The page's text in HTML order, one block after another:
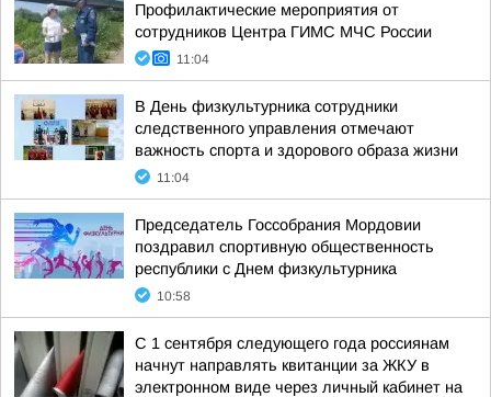
Профилактические мероприятия от
сотрудников Центра ГИМС МЧС России
11:04
В День физкультурника сотрудники
следственного управления отмечают
важность спорта и здорового образа жизни
11:04
Председатель Госсобрания Мордовии
поздравил спортивную общественность
республики с Днем физкультурника
10:58
С 1 сентября следующего года россиянам
начнут направлять квитанции за ЖКУ в
электронном виде через личный кабинет на